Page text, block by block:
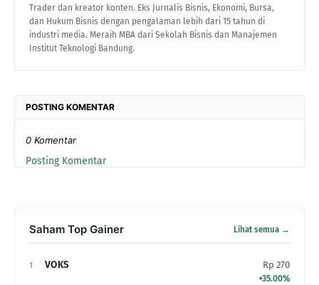
Trader dan kreator konten. Eks Jurnalis Bisnis, Ekonomi, Bursa,
dan Hukum Bisnis dengan pengalaman lebih dari 15 tahun di
industri media. Meraih MBA dari Sekolah Bisnis dan Manajemen
Institut Teknologi Bandung.
POSTING KOMENTAR
0 Komentar
Posting Komentar
Saham Top Gainer Lihat semua →
1 VOKS Rp 270
+35.00%